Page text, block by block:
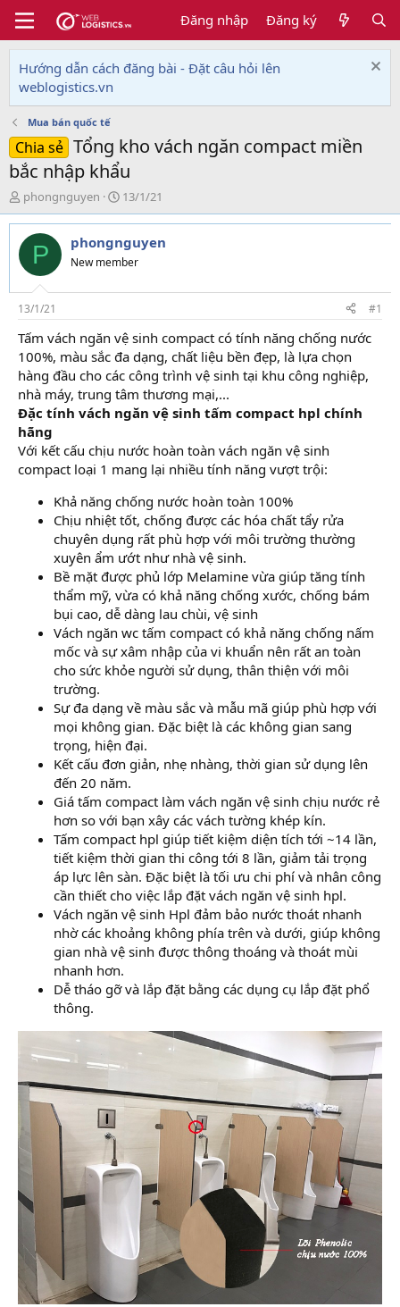
Đăng nhập Đăng ký
Hướng dẫn cách đăng bài - Đặt câu hỏi lên
weblogistics.vn
Mua bán quốc tế
Chia sẻ Tổng kho vách ngăn compact miền
bắc nhập khẩu
T
h
r
e
d
s
t
a
r
t
e
r
phongnguyen
N
g
à
y
g
i
13/1/21
P phongnguyen
New member
13/1/21 #1
Tấm vách ngăn vệ sinh compact có tính năng chống nước
100%, màu sắc đa dạng, chất liệu bền đẹp, là lựa chọn
hàng đầu cho các công trình vệ sinh tại khu công nghiệp,
nhà máy, trung tâm thương mại,...
Đặc tính vách ngăn vệ sinh tấm compact hpl chính
hãng
Với kết cấu chịu nước hoàn toàn vách ngăn vệ sinh
compact loại 1 mang lại nhiều tính năng vượt trội:
Khả năng chống nước hoàn toàn 100%
Chịu nhiệt tốt, chống được các hóa chất tẩy rửa
chuyên dụng rất phù hợp với môi trường thường
xuyên ẩm ướt như nhà vệ sinh.
Bề mặt được phủ lớp Melamine vừa giúp tăng tính
thẩm mỹ, vừa có khả năng chống xước, chống bám
bụi cao, dễ dàng lau chùi, vệ sinh
Vách ngăn wc tấm compact có khả năng chống nấm
mốc và sự xâm nhập của vi khuẩn nên rất an toàn
cho sức khỏe người sử dụng, thân thiện với môi
trường.
Sự đa dạng về màu sắc và mẫu mã giúp phù hợp với
mọi không gian. Đặc biệt là các không gian sang
trọng, hiện đại.
Kết cấu đơn giản, nhẹ nhàng, thời gian sử dụng lên
đến 20 năm.
Giá tấm compact làm vách ngăn vệ sinh chịu nước rẻ
hơn so với bạn xây các vách tường khép kín.
Tấm compact hpl giúp tiết kiệm diện tích tới ~14 lần,
tiết kiệm thời gian thi công tới 8 lần, giảm tải trọng
áp lực lên sàn. Đặc biệt là tối ưu chi phí và nhân công
cần thiết cho việc lắp đặt vách ngăn vệ sinh hpl.
Vách ngăn vệ sinh Hpl đảm bảo nước thoát nhanh
nhờ các khoảng không phía trên và dưới, giúp không
gian nhà vệ sinh được thông thoáng và thoát mùi
nhanh hơn.
Dễ tháo gỡ và lắp đặt bằng các dụng cụ lắp đặt phổ
thông.